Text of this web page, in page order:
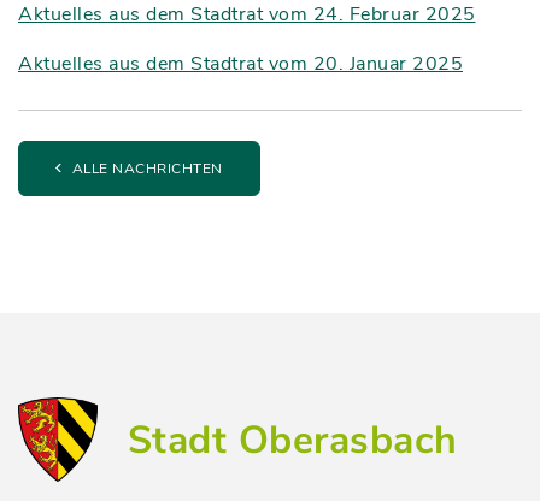
Aktuelles aus dem Stadtrat vom 24. Februar 2025
Aktuelles aus dem Stadtrat vom 20. Januar 2025
ALLE NACHRICHTEN
Stadt Oberasbach